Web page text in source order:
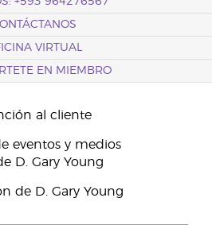
VIRTUAL
EN MIEMBRO
al cliente
eventos y medios
D. Gary Young
de D. Gary Young